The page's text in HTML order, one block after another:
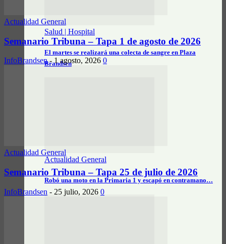
Salud | Hospital
El martes se realizará una colecta de sangre en Plaza
Brandsen
Actualidad General
Robó una moto en la Primaria 1 y escapó en contramano…
Actualidad General
Semanario Tribuna – Tapa 1 de agosto de 2026
InfoBrandsen - 1 agosto, 2026 0
Actualidad General
Semanario Tribuna – Tapa 25 de julio de 2026
InfoBrandsen - 25 julio, 2026 0